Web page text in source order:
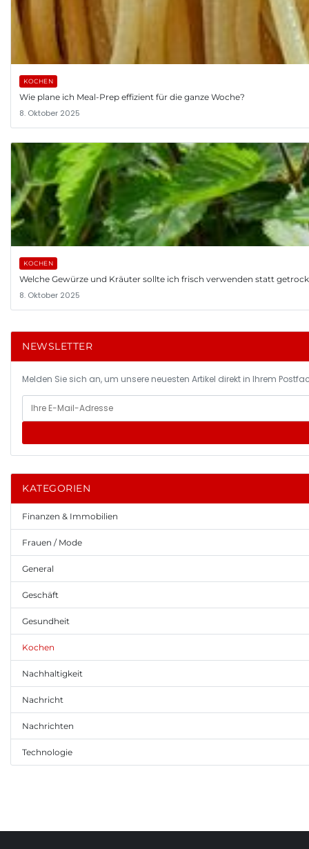
KOCHEN
Wie plane ich Meal-Prep effizient für die ganze Woche?
8. Oktober 2025
KOCHEN
Welche Gewürze und Kräuter sollte ich frisch verwenden statt
8. Oktober 2025
NEWSLETTER
Melden Sie sich an, um unsere neuesten Artikel direkt in Ihrem
KATEGORIEN
Finanzen & Immobilien
Frauen / Mode
General
Geschäft
Gesundheit
Kochen
Nachhaltigkeit
Nachricht
Nachrichten
Technologie